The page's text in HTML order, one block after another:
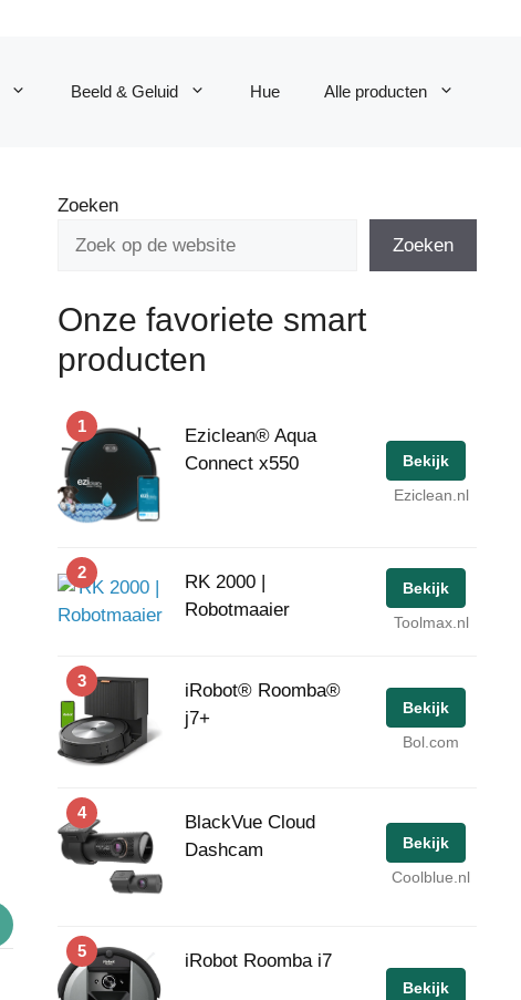
Beeld & Geluid Hue Alle producten
Zoeken
Zoeken
Onze favoriete smart
producten
1
Eziclean® Aqua
Connect x550
Bekijk
Eziclean.nl
2
RK 2000 |
Robotmaaier
Bekijk
Toolmax.nl
3
iRobot® Roomba®
j7+
Bekijk
Bol.com
4
BlackVue Cloud
Dashcam
Bekijk
Coolblue.nl
5 iRobot Roomba i7
Bekijk